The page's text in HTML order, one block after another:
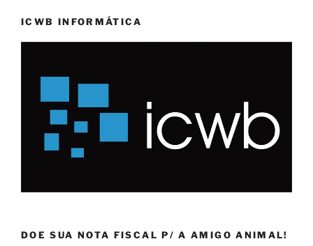
ICWB INFORMÁTICA
DOE SUA NOTA FISCAL P/ A AMIGO ANIMAL!